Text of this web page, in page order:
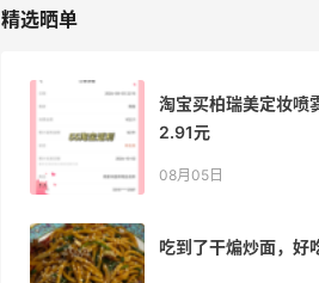
精选晒单
【黑五直邮海淘攻略
海淘折扣预测！
08月04日
【黑五海淘攻略】